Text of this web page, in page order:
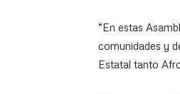
“En estas
comunidades y
Estatal tanto